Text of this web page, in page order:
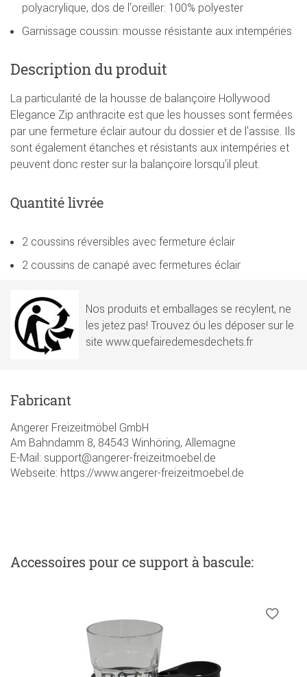
polyacrylique, dos de l'oreiller: 100% polyester
Garnissage coussin: mousse résistante aux intempéries
Description du produit
La particularité de la housse de balançoire Hollywood
Elegance Zip anthracite est que les housses sont fermées
par une fermeture éclair autour du dossier et de l'assise. Ils
sont également étanches et résistants aux intempéries et
peuvent donc rester sur la balançoire lorsqu'il pleut.
Quantité livrée
2 coussins réversibles avec fermeture éclair
2 coussins de canapé avec fermetures éclair
Nos produits et emballages se recylent, ne
les jetez pas! Trouvez óu les déposer sur le
site www.quefairedemesdechets.fr
Fabricant
Angerer Freizeitmöbel GmbH
Am Bahndamm 8, 84543 Winhöring, Allemagne
E-Mail: support@angerer-freizeitmoebel.de
Webseite: https://www.angerer-freizeitmoebel.de
Accessoires pour ce support à bascule: